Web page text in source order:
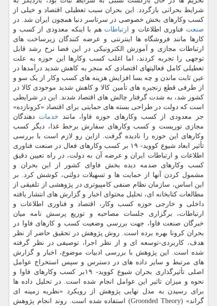
شرایط بحرانی بازگردد. این بحران سبب تعطیلی اقتصاد و خیلی از
کسب وکارهای بخش خصوصی در سرتاسر دنیا همچون ایران شد. در
صنعت فناوری اطلاعات و ارتباطات هم با اینکه معدودی از کسب و
کارها مانند فروشگاه ها اینترنتی و عرضه کنندگان زیرساخت های
ارتباطات مجازی و آموزش الکترونیکی در این فضا نرخ رشد قابل
توجهی را تجربه کردند، اما اغلب کسب وکارها این حوزه به علت
تعطیلی کامل فعالیتهای اقتصادی که منجر به کاهش شدید درآمدها در
عین ثابت ماندن و چه بسا افزایش هزینه های کسب وکار از یک سو و
از طرفی قطع زنجیره های تأمین کالا و کاهش شدید موجودی کالا در
کشور شد، به شدت گرفتار چالش های اقتصاد شدند. این در شرایطی
است که دولت در طراحی بسته های حمایتی برای اقتصاد «کرونازده»
جز معدودی از کسب وکارهای حوزه فاوا، مانند خدمات دهندگان
مجازی توریست و کسب وکارهای سفارش برخط غذا، دیگر کسب
وکارهای این حوزه را نادیده گرفت. ازاین رو لازم است با بررسی
تأثیر ابعاد شیوع کووید- ۱۹ بر کسب وکارهای فعال در صنعت فناوری
اطلاعات و ارتباطات ایران و عرضه آن به دولت، در راه تعیین دقیق
کسب وکارهای صدمه دیده بخش فاوای کشور از این بحران و
مشمول کردن آنها از حمایت ها و تسهیلات دولتی، کوشش کرد. بر
این اساس، سازمان نظام صنفی کامپیوتری در پژوهشی از تلفیقی از
مطالعات کتابخانه ای، تحلیل محتوای اخبار و گزارش های انتشار یافته
داخلی و خارجی حوزه کسب وکار، اقتصاد و فناوری اطلاعات و
ارتباطات، برگزاری جلسات مصاحبه و توزیع پرسش نامه میان
خبرگان صنعت فاوا، جهت بررسی وضعیت کسب و کارهای فاوا در
بحران کرونا بهره برده است. روش پژوهش در تحقیق حاضر از نظر
هدف، کاربردی-توسعه ای و از نظر اجرا، توصیفی در نظر گرفته
شده است. این پژوهش با بررسی ادبیات موضوع، اخبار و گزارش
های مرتبط و سایر داده های در دسترس و سپس استخراج عوامل
اصلی تأثیرگذاری بحران شیوع کووید- ۱۹بر کسب وکارهای فاوا و
نحوه و میزان تاثیر این عوامل انجام شده است. در تحلیل داده ها
برای رسیدن به مدل نهایی پژوهش از رویکرد «نظریه زمینه ای
گراند» (Groonded Theory) استفاده شده است. روند انجام پژوهش